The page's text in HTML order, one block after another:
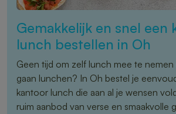
Gemakkelijk en snel een
lunch bestellen in Oh
Geen tijd om zelf lunch mee te
gaan lunchen? In Oh bestel je
kantoor lunch die aan al je wensen
ruim aanbod van verse en smaakvolle